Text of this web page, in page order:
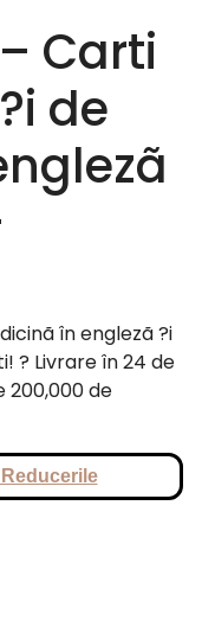
Carti
de
în englezã ?i
? Livrare în 24 de
200,000 de